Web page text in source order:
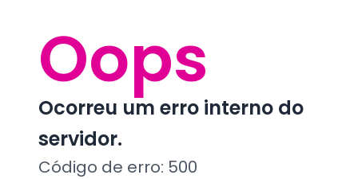
Oops
Ocorreu um erro interno do
servidor.
Código de erro: 500